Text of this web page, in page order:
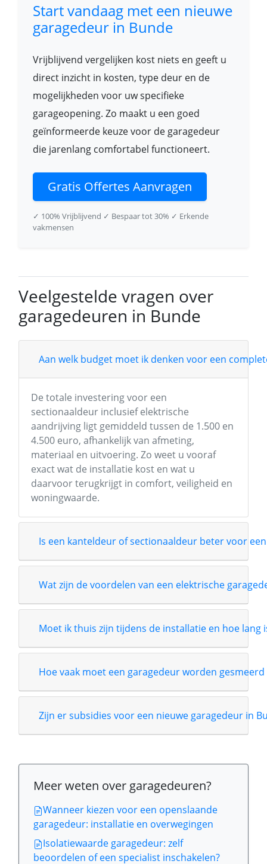
Start vandaag met een nieuwe
garagedeur in Bunde
Vrijblijvend vergelijken kost niets en geeft u
direct inzicht in kosten, type deur en de
mogelijkheden voor uw specifieke
garageopening. Zo maakt u een goed
geïnformeerde keuze voor de garagedeur
die jarenlang comfortabel functioneert.
Gratis Offertes Aanvragen
✓ 100% Vrijblijvend ✓ Bespaar tot 30% ✓ Erkende
vakmensen
Veelgestelde vragen over
garagedeuren in Bunde
Aan welk budget moet ik denken voor een
De totale investering voor een
sectionaaldeur inclusief elektrische
aandrijving ligt gemiddeld tussen de 1.500 en
4.500 euro, afhankelijk van afmeting,
materiaal en uitvoering. Zo weet u vooraf
exact wat de installatie kost en wat u
daarvoor terugkrijgt in comfort, veiligheid en
woningwaarde.
Is een kanteldeur of sectionaaldeur beter voor
Wat zijn de voordelen van een elektrische
Moet ik thuis zijn tijdens de installatie en hoe lang
Hoe vaak moet een garagedeur worden
Zijn er subsidies voor een nieuwe garagedeur in
Meer weten over garagedeuren?
Wanneer kiezen voor een openslaande
garagedeur: installatie en overwegingen
Isolatiewaarde garagedeur: zelf
beoordelen of een specialist inschakelen?